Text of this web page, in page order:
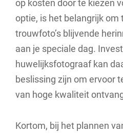
op kosten door te kiezen
optie, is het belangrijk om
trouwfoto’s blijvende
aan je speciale dag.
huwelijksfotograaf kan
beslissing zijn om ervoor
van hoge kwaliteit
Kortom, bij het plannen